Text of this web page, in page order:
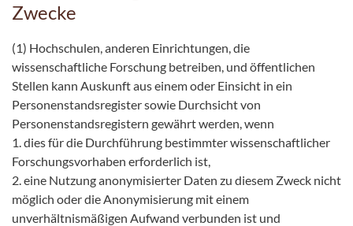
Zwecke
(1) Hochschulen, anderen Einrichtungen, die
wissenschaftliche Forschung betreiben, und öffentlichen
Stellen kann Auskunft aus einem oder Einsicht in ein
Personenstandsregister sowie Durchsicht von
Personenstandsregistern gewährt werden, wenn
1. dies für die Durchführung bestimmter wissenschaftlicher
Forschungsvorhaben erforderlich ist,
2. eine Nutzung anonymisierter Daten zu diesem Zweck nicht
möglich oder die Anonymisierung mit einem
unverhältnismäßigen Aufwand verbunden ist und